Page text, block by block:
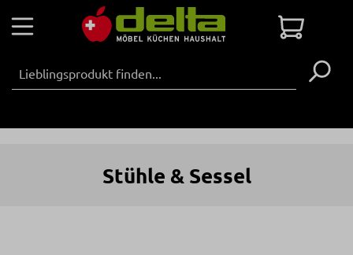
Zum Hauptinhalt springen
Stühle & Sessel